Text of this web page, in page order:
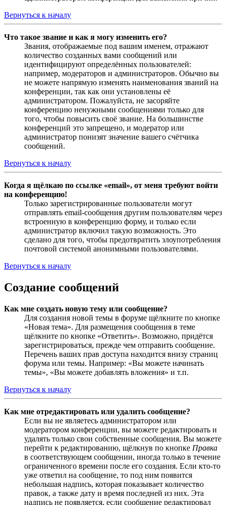
Вернуться к началу
Что такое звание и как я могу изменить его?
Звания, отображаемые под вашим именем, отражают
количество созданных вами сообщений или
идентифицируют определённых пользователей:
например, модераторов и администраторов. Обычно вы
не можете напрямую изменять наименования званий на
конференции, так как они установлены её
администратором. Пожалуйста, не засоряйте
конференцию ненужными сообщениями только для
того, чтобы повысить своё звание. На большинстве
конференций это запрещено, и модератор или
администратор понизят значение вашего счётчика
сообщений.
Вернуться к началу
Когда я щёлкаю по ссылке «email», от меня требуют войти
на конференцию!
Только зарегистрированные пользователи могут
отправлять email-сообщения другим пользователям через
встроенную в конференцию форму, и только если
администратор включил такую возможность. Это
сделано для того, чтобы предотвратить злоупотребления
почтовой системой анонимными пользователями.
Вернуться к началу
Создание сообщений
Как мне создать новую тему или сообщение?
Для создания новой темы в форуме щёлкните по кнопке
«Новая тема». Для размещения сообщения в теме
щёлкните по кнопке «Ответить». Возможно, придётся
зарегистрироваться, прежде чем отправить сообщение.
Перечень ваших прав доступа находится внизу страниц
форума или темы. Например: «Вы можете начинать
темы», «Вы можете добавлять вложения» и т.п.
Вернуться к началу
Как мне отредактировать или удалить сообщение?
Если вы не являетесь администратором или
модератором конференции, вы можете редактировать и
удалять только свои собственные сообщения. Вы можете
перейти к редактированию, щёлкнув по кнопке Правка
в соответствующем сообщении, иногда только в течение
ограниченного времени после его создания. Если кто-то
уже ответил на сообщение, то под ним появится
небольшая надпись, которая показывает количество
правок, а также дату и время последней из них. Эта
надпись не появляется, если сообщение редактировал